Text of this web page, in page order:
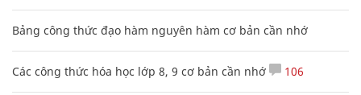
Bảng công thức đạo hàm nguyên hàm cơ bản cần nhớ
Các công thức hóa học lớp 8, 9 cơ bản cần nhớ 106